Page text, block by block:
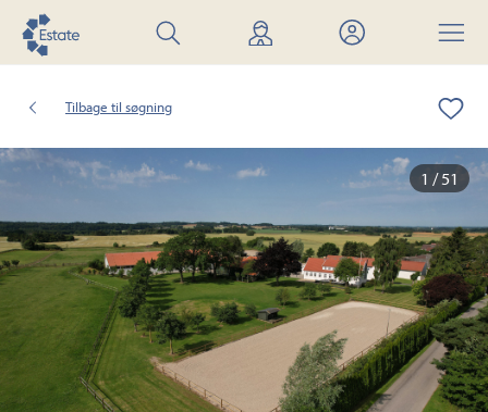
Søg
bolig
Find
mægler
Mit
Estate
Menu
Tilbage til søgning
1 / 51